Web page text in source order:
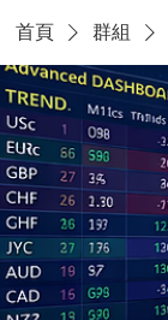
首頁 群組